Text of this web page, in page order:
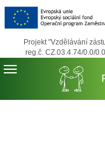
Projekt "Vzdělávání
reg.č. CZ.03.4.74/0.0/